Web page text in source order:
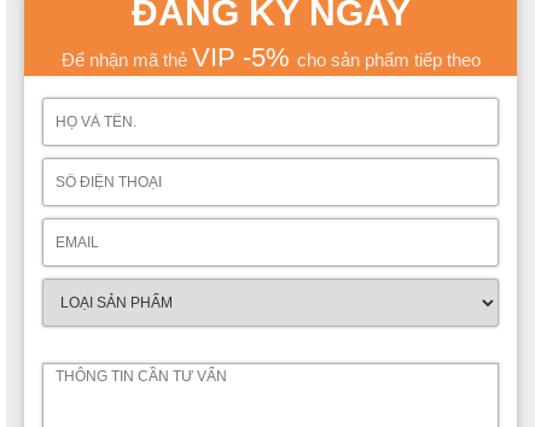
ĐĂNG KÝ NGAY
Để nhận mã thẻ VIP -5% cho sản phẩm tiếp theo